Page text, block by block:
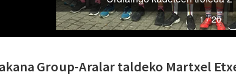
Group-Aralar taldeko Martxel